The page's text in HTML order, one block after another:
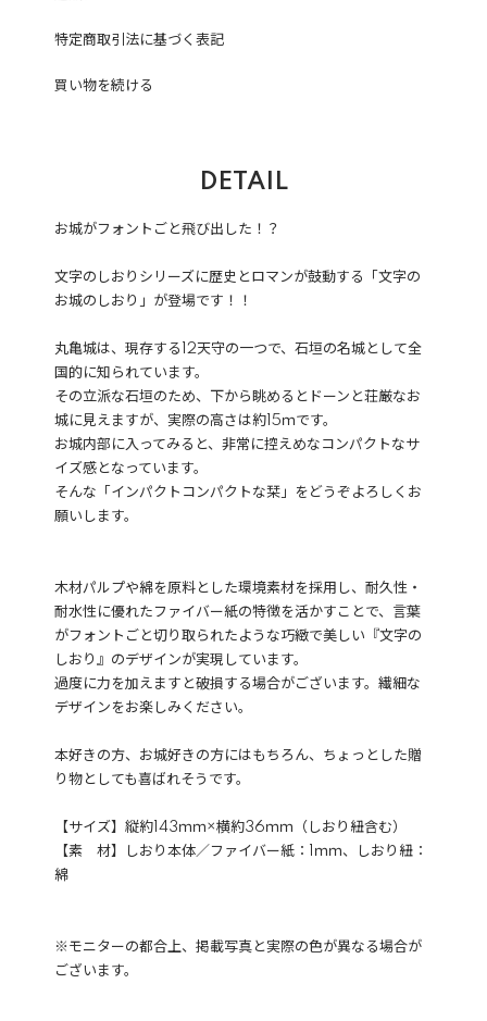
特定商取引法に基づく表記
買い物を続ける
DETAIL
お城がフォントごと飛び出した！？
文字のしおりシリーズに歴史とロマンが鼓動する「文字の
お城のしおり」が登場です！！
丸亀城は、現存する12天守の一つで、石垣の名城として全
国的に知られています。
その立派な石垣のため、下から眺めるとドーンと荘厳なお
城に見えますが、実際の高さは約15ｍです。
お城内部に入ってみると、非常に控えめなコンパクトなサ
イズ感となっています。
そんな「インパクトコンパクトな栞」をどうぞよろしくお
願いします。
木材パルプや綿を原料とした環境素材を採用し、耐久性・
耐水性に優れたファイバー紙の特徴を活かすことで、言葉
がフォントごと切り取られたような巧緻で美しい『文字の
しおり』のデザインが実現しています。
過度に力を加えますと破損する場合がございます。繊細な
デザインをお楽しみください。
本好きの方、お城好きの方にはもちろん、ちょっとした贈
り物としても喜ばれそうです。
【サイズ】縦約143ｍｍ×横約36ｍｍ（しおり紐含む）
【素 材】しおり本体／ファイバー紙：1ｍｍ、しおり紐：
綿
※モニターの都合上、掲載写真と実際の色が異なる場合が
ございます。